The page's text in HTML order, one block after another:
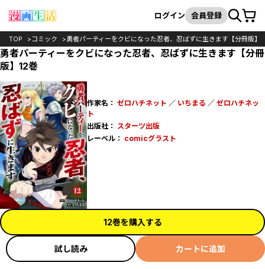
検索
ログイン 会員登録カート
TOP コミック 勇者パーティーをクビになった忍者、忍ばずに生きます【分冊版】
勇者パーティーをクビになった忍者、忍ばずに生きます【分冊
版】12巻
作家名： ゼロハチネット ／ いちまる ／ ゼロハチネッ
ト
出版社： スターツ出版
レーベル： comicグラスト
12巻を購入する
試し読み カートに追加